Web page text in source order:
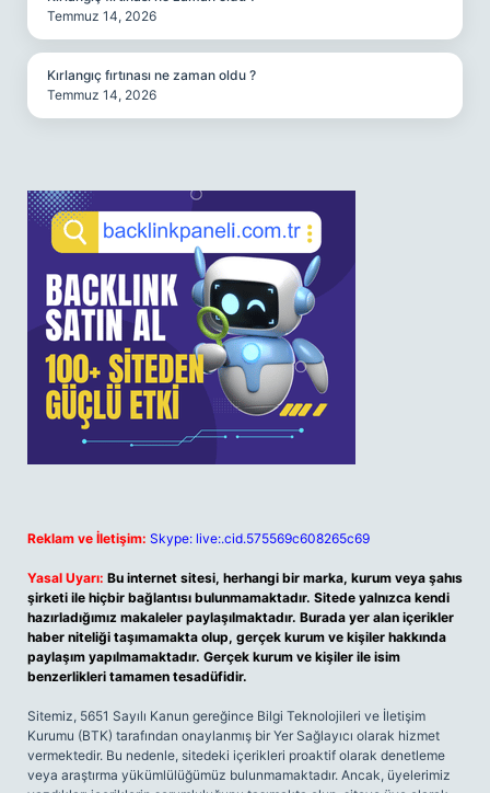
Temmuz 14, 2026
Kırlangıç fırtınası ne zaman oldu ?
Temmuz 14, 2026
Reklam ve İletişim: Skype: live:.cid.575569c608265c69
Yasal Uyarı: Bu internet sitesi, herhangi bir marka, kurum veya şahıs
şirketi ile hiçbir bağlantısı bulunmamaktadır. Sitede yalnızca kendi
hazırladığımız makaleler paylaşılmaktadır. Burada yer alan içerikler
haber niteliği taşımamakta olup, gerçek kurum ve kişiler hakkında
paylaşım yapılmamaktadır. Gerçek kurum ve kişiler ile isim
benzerlikleri tamamen tesadüfidir.
Sitemiz, 5651 Sayılı Kanun gereğince Bilgi Teknolojileri ve İletişim
Kurumu (BTK) tarafından onaylanmış bir Yer Sağlayıcı olarak hizmet
vermektedir. Bu nedenle, sitedeki içerikleri proaktif olarak denetleme
veya araştırma yükümlülüğümüz bulunmamaktadır. Ancak, üyelerimiz